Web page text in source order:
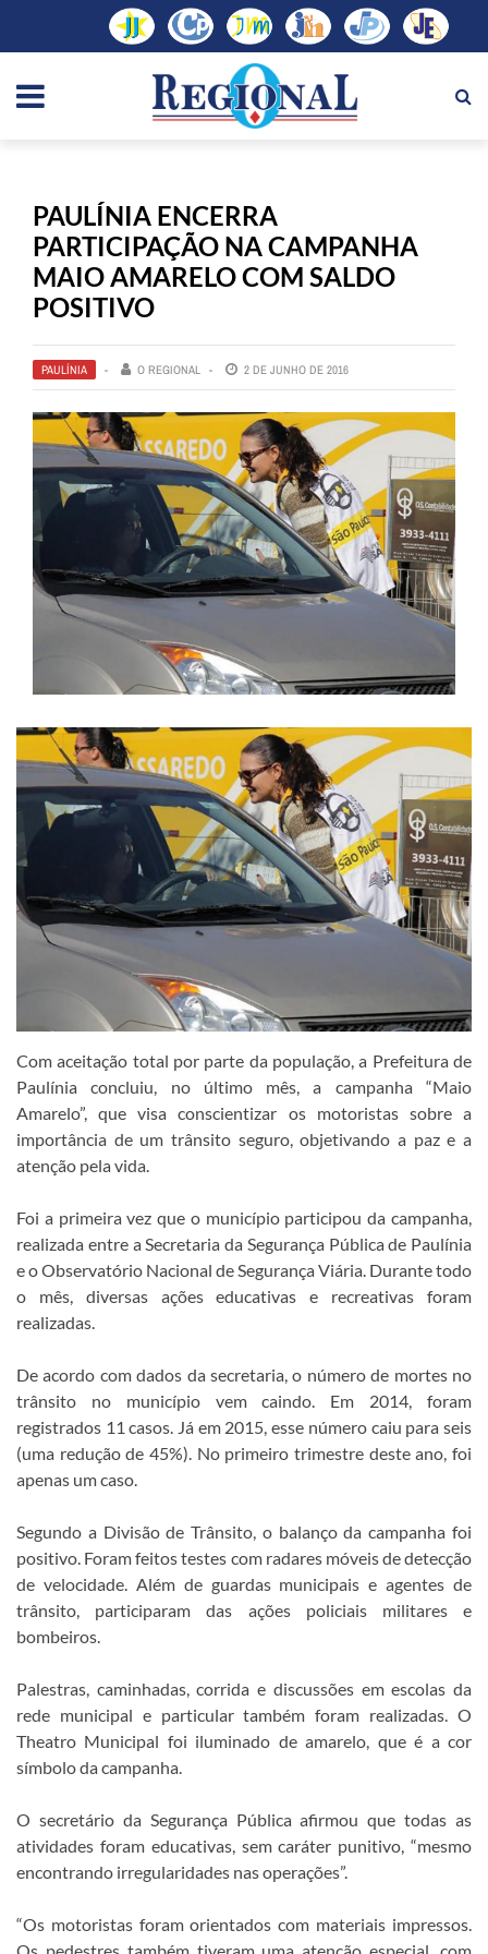
PAULÍNIA ENCERRA
PARTICIPAÇÃO NA CAMPANHA
MAIO AMARELO COM SALDO
POSITIVO
PAULÍNIA O REGIONAL 2 DE JUNHO DE 2016
Com aceitação total por parte da população, a Prefeitura de
Paulínia concluiu, no último mês, a campanha “Maio
Amarelo”, que visa conscientizar os motoristas sobre a
importância de um trânsito seguro, objetivando a paz e a
atenção pela vida.
Foi a primeira vez que o município participou da campanha,
realizada entre a Secretaria da Segurança Pública de Paulínia
e o Observatório Nacional de Segurança Viária. Durante todo
o mês, diversas ações educativas e recreativas foram
realizadas.
De acordo com dados da secretaria, o número de mortes no
trânsito no município vem caindo. Em 2014, foram
registrados 11 casos. Já em 2015, esse número caiu para seis
(uma redução de 45%). No primeiro trimestre deste ano, foi
apenas um caso.
Segundo a Divisão de Trânsito, o balanço da campanha foi
positivo. Foram feitos testes com radares móveis de detecção
de velocidade. Além de guardas municipais e agentes de
trânsito, participaram das ações policiais militares e
bombeiros.
Palestras, caminhadas, corrida e discussões em escolas da
rede municipal e particular também foram realizadas. O
Theatro Municipal foi iluminado de amarelo, que é a cor
símbolo da campanha.
O secretário da Segurança Pública afirmou que todas as
atividades foram educativas, sem caráter punitivo, “mesmo
encontrando irregularidades nas operações”.
“Os motoristas foram orientados com materiais impressos.
Os pedestres também tiveram uma atenção especial, com